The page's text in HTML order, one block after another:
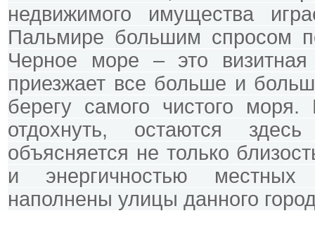
недвижимого имущества
Пальмире большим спросом
Черное море – это
приезжает все больше и
берегу самого чистого
отдохнуть, остаются
объясняется не только
и энергичностью местных
наполнены улицы данного